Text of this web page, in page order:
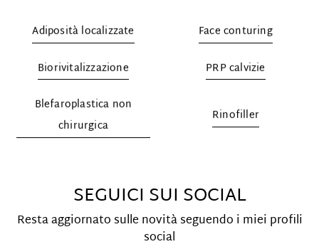
Adiposità localizzate Face conturing
Biorivitalizzazione PRP calvizie
Blefaroplastica non
chirurgica
Rinofiller
SEGUICI SUI SOCIAL
Resta aggiornato sulle novità seguendo i miei profili
social